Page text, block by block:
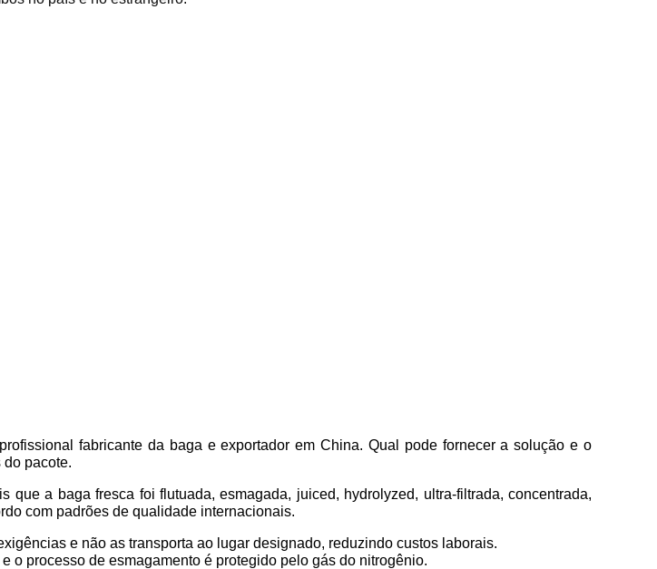
fabricante da baga e exportador em China. Qual pode fornecer a solução e o
pacote.
a baga fresca foi flutuada, esmagada, juiced, hydrolyzed, ultra-filtrada, concentrada,
com padrões de qualidade internacionais.
e não as transporta ao lugar designado, reduzindo custos laborais.
o processo de esmagamento é protegido pelo gás do nitrogênio.